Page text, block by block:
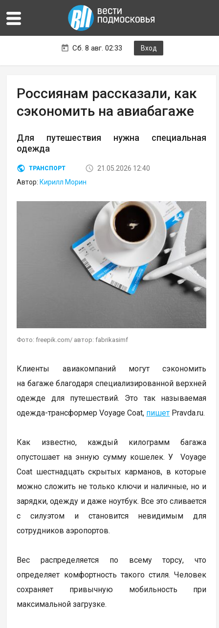
Сб. 8 авг. 02:33 Вход
Россиянам рассказали, как
сэкономить на авиабагаже
Для путешествия нужна специальная
одежда
ТРАНСПОРТ
21.05.2026 12:40
Автор: Кирилл Морин
Фото: freepik.com/ автор: fabrikasimf
Клиенты авиакомпаний могут сэкономить
на багаже благодаря специализированной верхней
одежде для путешествий. Это так называемая
одежда-трансформер Voyage Coat, пишет Pravda.ru.
Как известно, каждый килограмм багажа
опустошает на энную сумму кошелек. У Voyage
Coat шестнадцать скрытых карманов, в которые
можно сложить не только ключи и наличные, но и
зарядки, одежду и даже ноутбук. Все это сливается
с силуэтом и становится невидимым для
сотрудников аэропортов.
Вес распределяется по всему торсу, что
определяет комфортность такого стиля. Человек
сохраняет привычную мобильность при
максимальной загрузке.